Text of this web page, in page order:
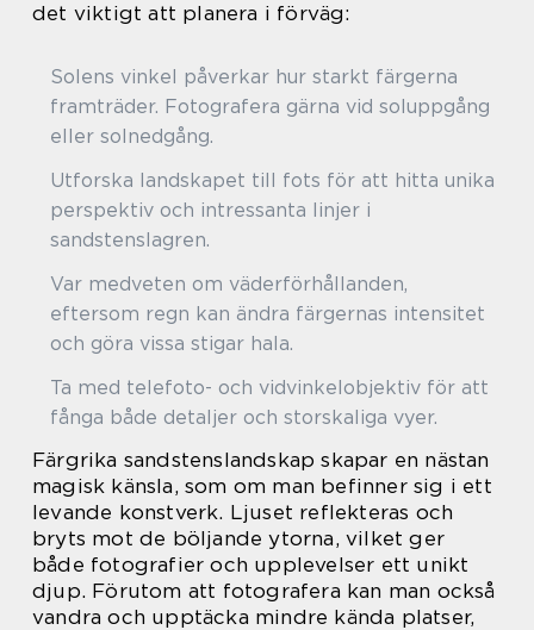
det viktigt att planera i förväg:
Solens vinkel påverkar hur starkt färgerna
framträder. Fotografera gärna vid soluppgång
eller solnedgång.
Utforska landskapet till fots för att hitta unika
perspektiv och intressanta linjer i
sandstenslagren.
Var medveten om väderförhållanden,
eftersom regn kan ändra färgernas intensitet
och göra vissa stigar hala.
Ta med telefoto- och vidvinkelobjektiv för att
fånga både detaljer och storskaliga vyer.
Färgrika sandstenslandskap skapar en nästan
magisk känsla, som om man befinner sig i ett
levande konstverk. Ljuset reflekteras och
bryts mot de böljande ytorna, vilket ger
både fotografier och upplevelser ett unikt
djup. Förutom att fotografera kan man också
vandra och upptäcka mindre kända platser,